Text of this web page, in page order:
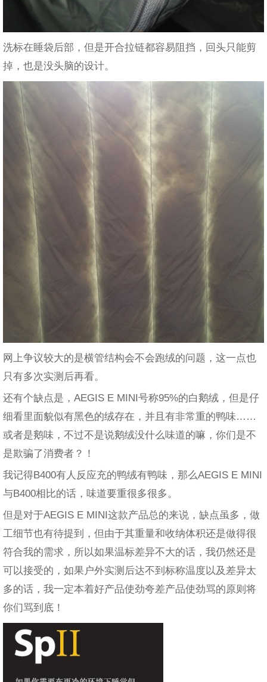
洗标在睡袋后部，但是开合拉链都容易阻挡，回头只能剪
掉，也是没头脑的设计。
网上争议较大的是横管结构会不会跑绒的问题，这一点也
只有多次实测后再看。
还有个缺点是，AEGIS E MINI号称95%的白鹅绒，但是仔
细看里面貌似有黑色的绒存在，并且有非常重的鸭味……
或者是鹅味，不过不是说鹅绒没什么味道的嘛，你们是不
是欺骗了消费者？！
我记得B400有人反应充的鸭绒有鸭味，那么AEGIS E MINI
与B400相比的话，味道要重很多很多。
但是对于AEGIS E MINI这款产品总的来说，缺点虽多，做
工细节也有待提到，但由于其重量和收纳体积还是做得很
符合我的需求，所以如果温标差异不大的话，我仍然还是
可以接受的，如果户外实测后达不到标称温度以及差异太
多的话，我一定本着好产品使劲夸差产品使劲骂的原则将
你们骂到底！